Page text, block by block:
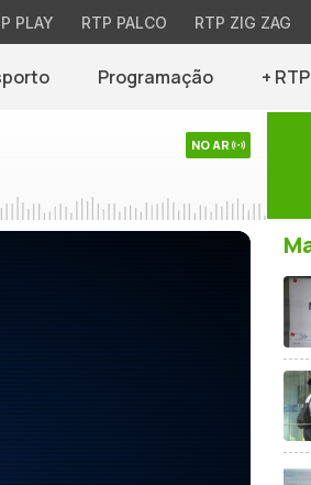
PLAY RTP PALCO RTP ZIG ZAG
Programação +
NO AR